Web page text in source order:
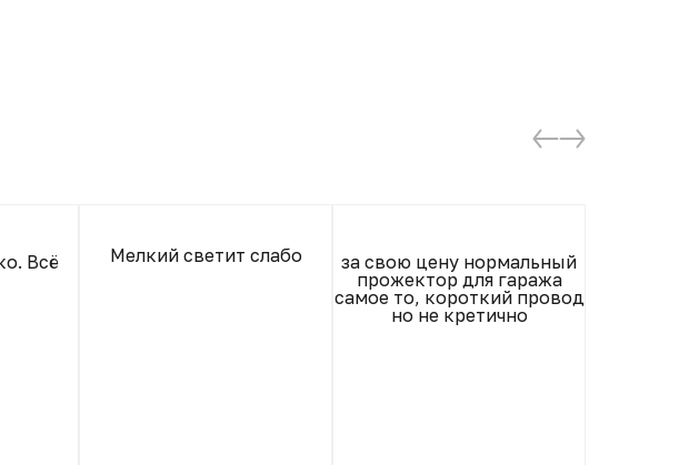
Всё
Мелкий светит слабо
за свою цену нормальный
прожектор для гаража
самое то, короткий провод
но не кретично